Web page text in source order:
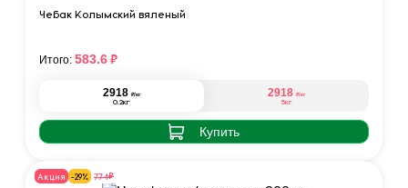
Чебак Колымский вяленый
2918 ₽/кг
0.2кг
2918 ₽/кг
5кг
Купить
Итого: 583.6₽
Акция -29% 774₽